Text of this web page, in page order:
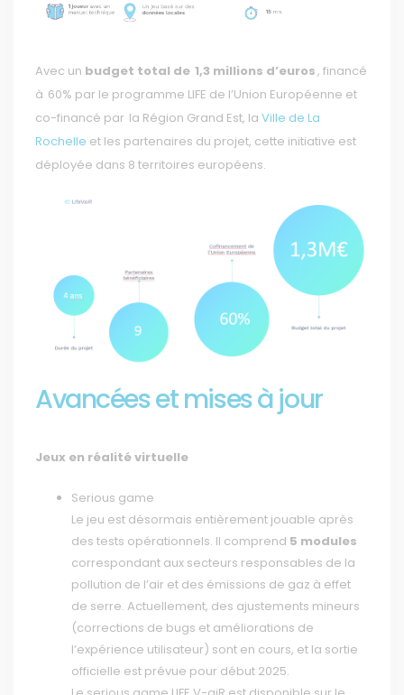
Avec un budget total de 1,3 millions d’euros, financé
à 60% par le programme LIFE de l’Union Européenne et
co-financé par la Région Grand Est, la Ville de La
Rochelle et les partenaires du projet, cette initiative est
déployée dans 8 territoires européens.
Avancées et mises à jour
Jeux en réalité virtuelle
Serious game
Le jeu est désormais entièrement jouable après
des tests opérationnels. Il comprend 5 modules
correspondant aux secteurs responsables de la
pollution de l’air et des émissions de gaz à effet
de serre. Actuellement, des ajustements mineurs
(corrections de bugs et améliorations de
l’expérience utilisateur) sont en cours, et la sortie
officielle est prévue pour début 2025.